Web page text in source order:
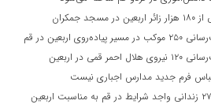
جمکران
اربعین در قم
احمر قمی در اربعین
فرم جدید مدارس اجباری نیست